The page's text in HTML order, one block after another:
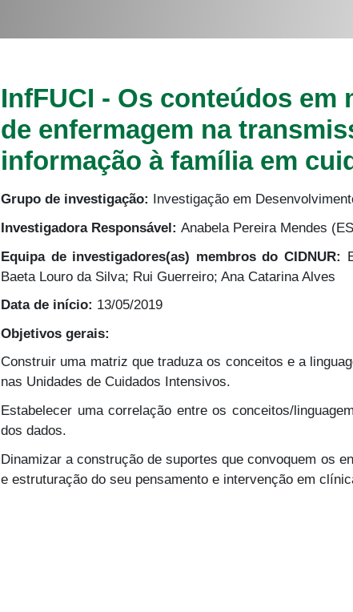
InfFUCI - Os conteúdos em
de enfermagem na
informação à família em
Grupo de investigação: Investigação em
Investigadora Responsável: Anabela Pereira Mendes
Equipa de investigadores(as) membros do CIDNUR:
Baeta Louro da Silva; Rui Guerreiro; Ana Catarina Alves
Data de início: 13/05/2019
Objetivos gerais:
Construir uma matriz que traduza os conceitos e a
nas Unidades de Cuidados Intensivos.
Estabelecer uma correlação entre os conceitos/
dos dados.
Dinamizar a construção de suportes que convoquem os
e estruturação do seu pensamento e intervenção em